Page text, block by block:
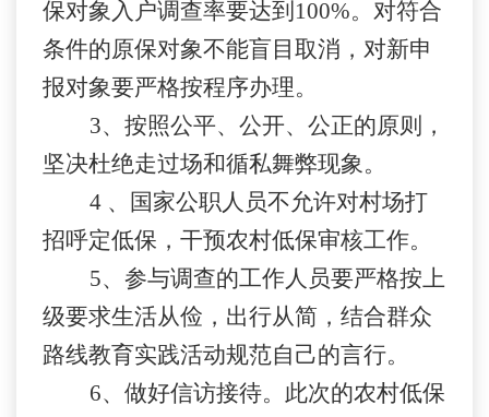
保对象入户调查率要达到 100%。对符合
条件的原保对象不能盲目取消，对新申
报对象要严格按程序办理。
3、按照公平、公开、公正的原则，
坚决杜绝走过场和循私舞弊现象。
4 、国家公职人员不允许对村场打
招呼定低保，干预农村低保审核工作。
5、参与调查的工作人员要严格按上
级要求生活从俭，出行从简，结合群众
路线教育实践活动规范自己的言行。
6、做好信访接待。此次的农村低保